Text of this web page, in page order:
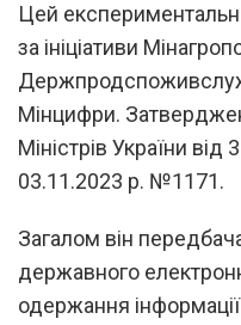
Цей
за ініціативи
Мінцифри.
Міністрів України
03.11.2023 р. №1171.
Загалом він
державного
одержання